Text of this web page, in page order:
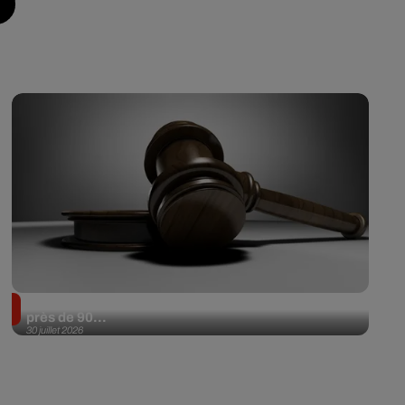
30 juillet 2026
près de 90...